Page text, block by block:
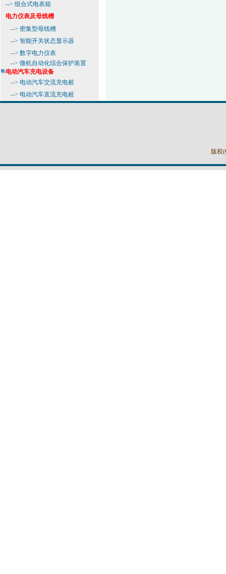
--> 组合式电表箱
电力仪表及母线槽
--> 密集型母线槽
--> 智能开关状态显示器
--> 数字电力仪表
--> 微机自动化综合保护装置
电动汽车充电设备
--> 电动汽车交流充电桩
--> 电动汽车直流充电桩
版权